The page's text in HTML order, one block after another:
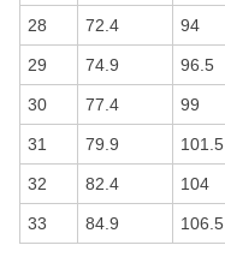
28 72.4 94
29 74.9 96.5
30 77.4 99
31 79.9 101.5
32 82.4 104
33 84.9 106.5